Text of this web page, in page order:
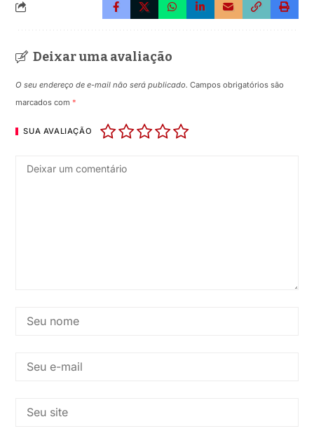
Deixar uma avaliação
O seu endereço de e-mail não será publicado. Campos obrigatórios são
marcados com*
SUA AVALIAÇÃO